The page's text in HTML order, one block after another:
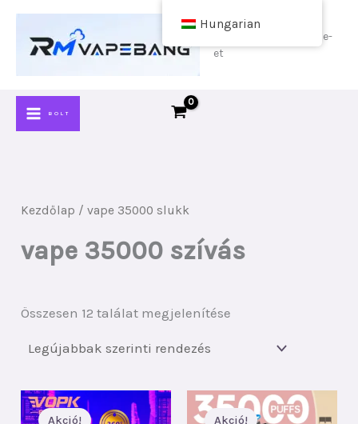
Ugrás
tartalomra
Vásároljon olcsó vape-
et
BOLT
Kezdőlap / vape 35000 slukk
vape 35000 szívás
Összesen 12 találat megjelenítése
Akció! Akció!
Hungarian